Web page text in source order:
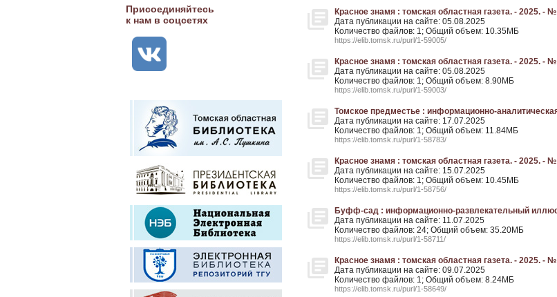
Присоединяйтесь
к нам в соцсетях
Красное знамя : томская областная газета. - 2025. -
Дата публикации на сайте: 05.08.2025
Количество файлов: 1; Общий объем: 10.35МБ
https://elib.tomsk.ru/purl/1-59005/
Красное знамя : томская областная газета. - 2025. -
Дата публикации на сайте: 05.08.2025
Количество файлов: 1; Общий объем: 8.90МБ
https://elib.tomsk.ru/purl/1-59003/
Томское предместье : информационно-
Дата публикации на сайте: 17.07.2025
Количество файлов: 1; Общий объем: 11.84МБ
https://elib.tomsk.ru/purl/1-58783/
Красное знамя : томская областная газета. - 2025. -
Дата публикации на сайте: 15.07.2025
Количество файлов: 1; Общий объем: 10.45МБ
https://elib.tomsk.ru/purl/1-58756/
Буфф-сад : информационно-развлекательный
Дата публикации на сайте: 11.07.2025
Количество файлов: 24; Общий объем: 35.20МБ
https://elib.tomsk.ru/purl/1-58711/
Красное знамя : томская областная газета. - 2025. -
Дата публикации на сайте: 09.07.2025
Количество файлов: 1; Общий объем: 8.24МБ
https://elib.tomsk.ru/purl/1-58649/